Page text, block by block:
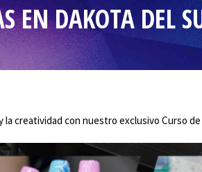
EN DAKOTA DEL
creatividad con nuestro exclusivo Curso